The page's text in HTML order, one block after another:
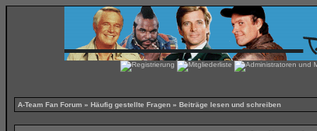
A-Team Fan Forum » Häufig gestellte Fragen » Beiträge lesen und schreiben